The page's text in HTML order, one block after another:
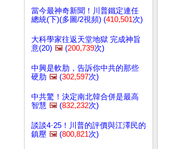
當今最神奇新聞！川普鐵定連任
總統(下)(多圖/2視頻) (410,501次)
大科學家往返天堂地獄 完成神旨
意(20) 🖼️ (200,739次)
中興是軟肋，告訴你中共的那些
硬肋 🖼️ (302,597次)
中共驚！決定南北韓合併是最高
智慧 🖼️ (832,232次)
談談4·25！川普的評價與江澤民的
鎮壓 🖼️ (800,821次)